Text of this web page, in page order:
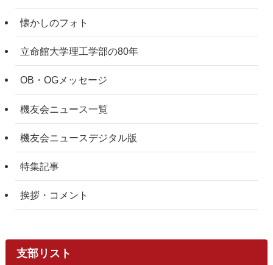
懐かしのフォト
立命館大学理工学部の80年
OB・OGメッセージ
機友会ニュース一覧
機友会ニュースデジタル版
特集記事
挨拶・コメント
支部リスト